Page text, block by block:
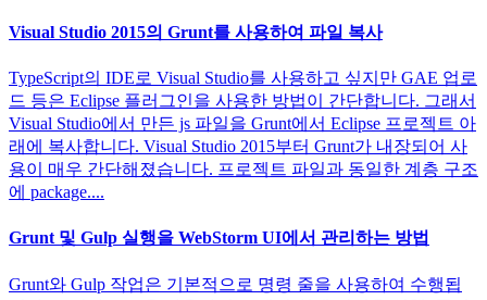
Visual Studio 2015의 Grunt를 사용하여 파일 복사
TypeScript의 IDE로 Visual Studio를 사용하고 싶지만 GAE 업로
드 등은 Eclipse 플러그인을 사용한 방법이 간단합니다. 그래서
Visual Studio에서 만든 js 파일을 Grunt에서 Eclipse 프로젝트 아
래에 복사합니다. Visual Studio 2015부터 Grunt가 내장되어 사
용이 매우 간단해졌습니다. 프로젝트 파일과 동일한 계층 구조
에 package....
Grunt 및 Gulp 실행을 WebStorm UI에서 관리하는 방법
Grunt와 Gulp 작업은 기본적으로 명령 줄을 사용하여 수행됩